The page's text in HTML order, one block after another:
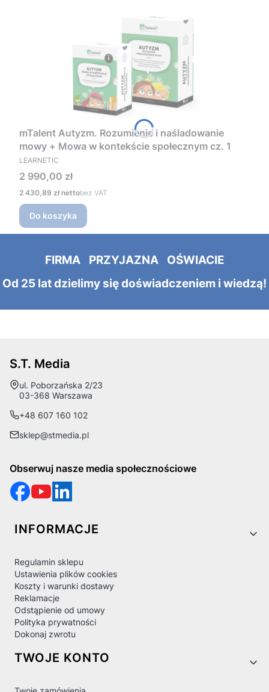
mTalent Autyzm. Rozumienie i naśladowanie
mowy + Mowa w kontekście społecznym cz. 1
PRODUCENT
LEARNETIC
Cena
2 990,00 zł
Cena
2 430,89 zł bez VAT
Do koszyka
FIRMA PRZYJAZNA OŚWIACIE
Od 25 lat dzielimy się doświadczeniem i wiedzą!
S.T. Media
Adres:
ul. Poborzańska 2/23
03-368 Warszawa
+48 607 160 102
sklep@stmedia.pl
Obserwuj nasze media społecznościowe
Linki w stopce
INFORMACJE
Regulamin sklepu
Ustawienia plików cookies
Koszty i warunki dostawy
Reklamacje
Odstąpienie od umowy
Polityka prywatności
Dokonaj zwrotu
TWOJE KONTO